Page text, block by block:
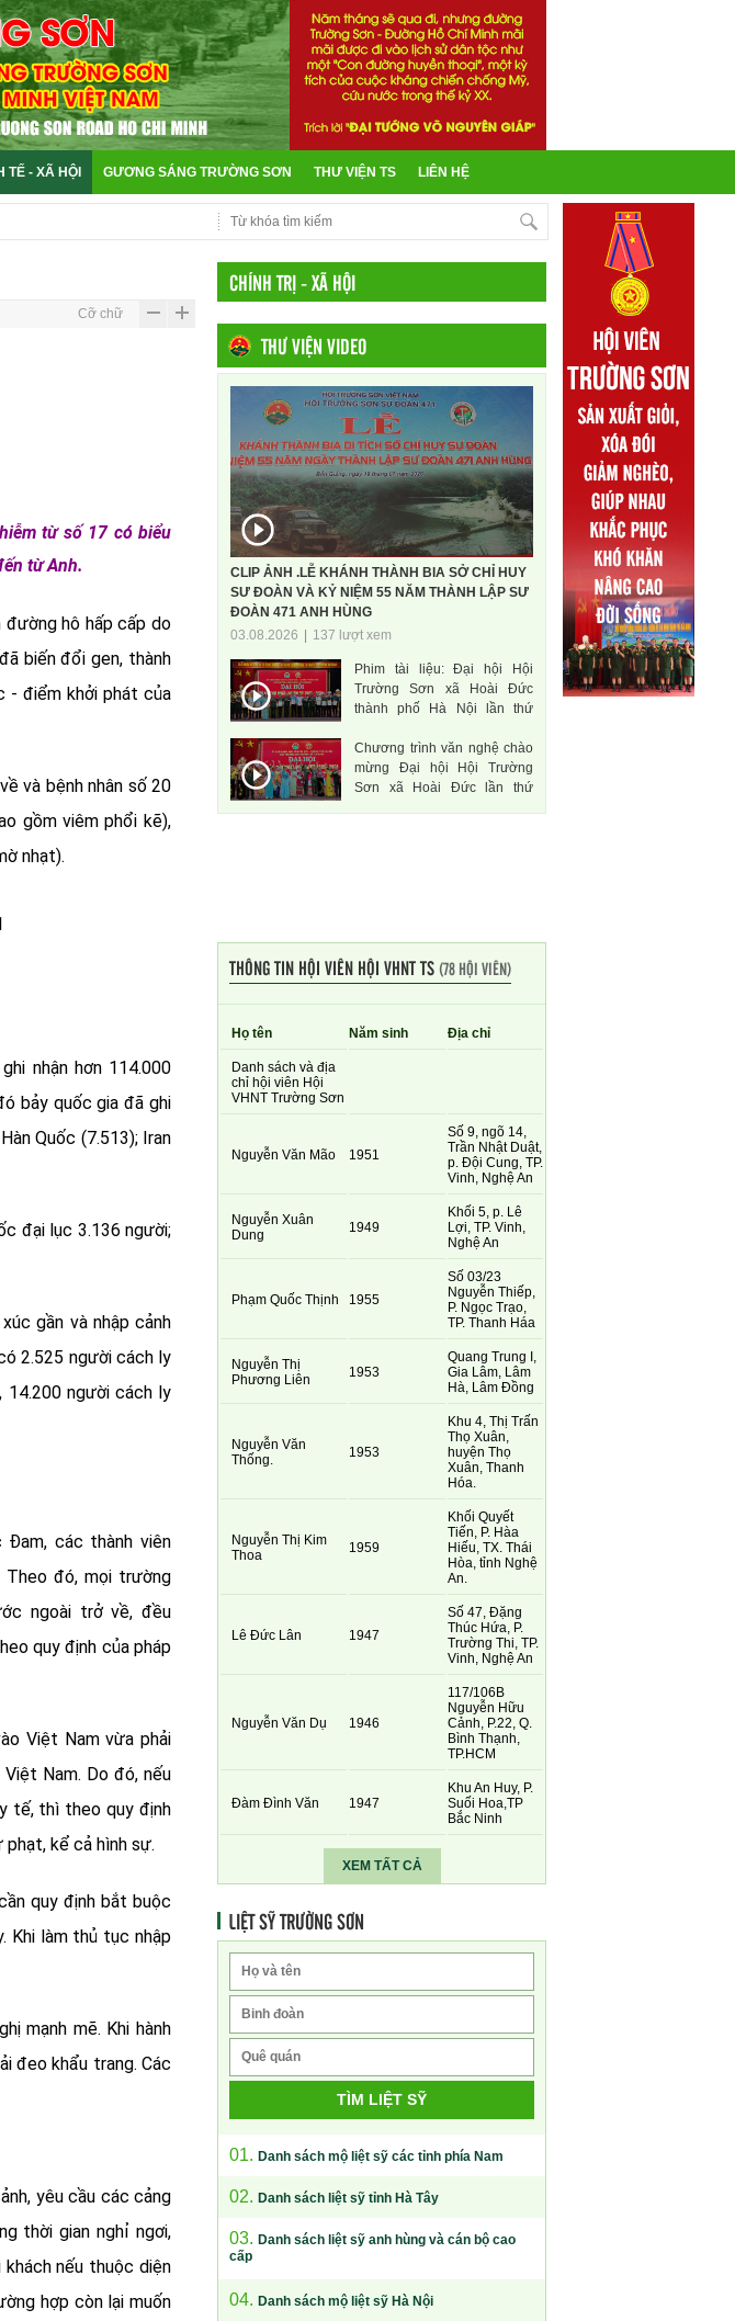
TẾ - XÃ HỘI GƯƠNG SÁNG TRƯỜNG SƠN THƯ VIỆN TS LIÊN HỆ
Cỡ chữ
từ số 17 có biểu
từ Anh.
đường hô hấp cấp do
biến đổi gen, thành
- điểm khởi phát của
và bệnh nhân số 20
gồm viêm phổi kẽ),
nhạt).
nhận hơn 114.000
bảy quốc gia đã ghi
Quốc (7.513); Iran
đại lục 3.136 người;
gần và nhập cảnh
2.525 người cách ly
14.200 người cách ly
các thành viên
Theo đó, mọi trường
ngoài trở về, đều
quy định của pháp
Việt Nam vừa phải
Nam. Do đó, nếu
tế, thì theo quy định
kể cả hình sự.
quy định bắt buộc
Khi làm thủ tục nhập
mạnh mẽ. Khi hành
đeo khẩu trang. Các
yêu cầu các cảng
thời gian nghỉ ngơi,
nếu thuộc diện
hợp còn lại muốn
CHÍNH TRỊ - XÃ HỘI
THƯ VIỆN VIDEO
CLIP ẢNH .LỄ KHÁNH THÀNH BIA SỞ CHỈ HUY
SƯ ĐOÀN VÀ KỶ NIỆM 55 NĂM THÀNH LẬP SƯ
ĐOÀN 471 ANH HÙNG
03.08.2026
137 lượt xem
Phim tài liệu: Đại hội Hội
Trường Sơn xã Hoài Đức
thành phố Hà Nội lần thứ
Chương trình văn nghệ chào
mừng Đại hội Hội Trường
Sơn xã Hoài Đức lần thứ
THÔNG TIN HỘI VIÊN HỘI VHNT TS(78 HỘI VIÊN)
Họ tên Năm sinh Địa chỉ
Danh sách và địa
chỉ hội viên Hội
VHNT Trường Sơn
Nguyễn Văn Mão 1951
Số 9, ngõ 14,
Trần Nhật Duật,
p. Đội Cung, TP.
Vinh, Nghệ An
Nguyễn Xuân
Dung
1949
Khối 5, p. Lê
Lợi, TP. Vinh,
Nghệ An
Phạm Quốc Thịnh 1955
Số 03/23
Nguyễn Thiếp,
P. Ngọc Trạo,
TP. Thanh Háa
Nguyễn Thị
Phương Liên
1953
Quang Trung I,
Gia Lâm, Lâm
Hà, Lâm Đồng
Nguyễn Văn
Thống.
1953
Khu 4, Thị Trấn
Thọ Xuân,
huyện Thọ
Xuân, Thanh
Hóa.
Nguyễn Thị Kim
Thoa
1959
Khối Quyết
Tiến, P. Hàa
Hiếu, TX. Thái
Hòa, tỉnh Nghệ
An.
Lê Đức Lân 1947
Số 47, Đặng
Thúc Hứa, P.
Trường Thi, TP.
Vinh, Nghệ An
Nguyễn Văn Dụ 1946
117/106B
Nguyễn Hữu
Cảnh, P.22, Q.
Bình Thạnh,
TP.HCM
Đàm Đình Văn 1947
Khu An Huy, P.
Suối Hoa,TP
Bắc Ninh
XEM TẤT CẢ
LIỆT SỸ TRƯỜNG SƠN
TÌM LIỆT SỸ
01. Danh sách mộ liệt sỹ các tỉnh phía Nam
02. Danh sách liệt sỹ tỉnh Hà Tây
03. Danh sách liệt sỹ anh hùng và cán bộ cao
cấp
04. Danh sách mộ liệt sỹ Hà Nội